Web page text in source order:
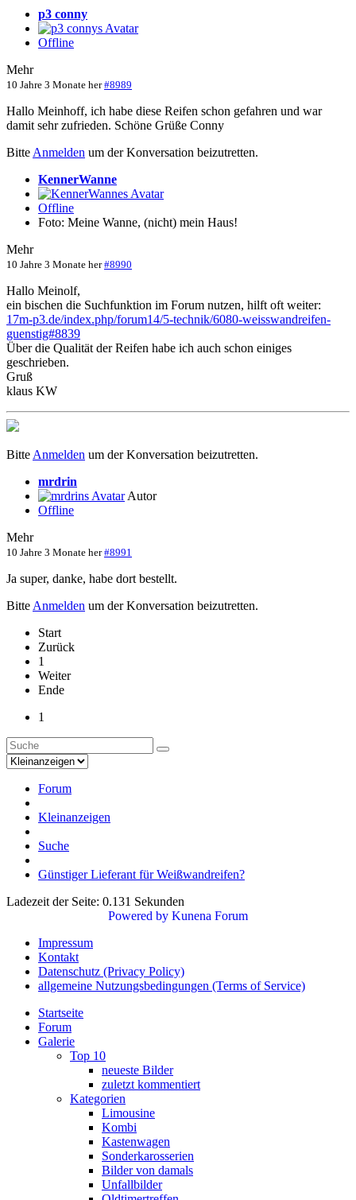
p3 conny
Offline
Mehr
10 Jahre 3 Monate her #8989
Hallo Meinhoff, ich habe diese Reifen schon gefahren und war
damit sehr zufrieden. Schöne Grüße Conny
Bitte Anmelden um der Konversation beizutretten.
KennerWanne
Offline
Foto: Meine Wanne, (nicht) mein Haus!
Mehr
10 Jahre 3 Monate her #8990
Hallo Meinolf,
ein bischen die Suchfunktion im Forum nutzen, hilft oft weiter:
17m-p3.de/index.php/forum14/5-technik/6080-weisswandreifen-
guenstig#8839
Über die Qualität der Reifen habe ich auch schon einiges
geschrieben.
Gruß
klaus KW
Bitte Anmelden um der Konversation beizutretten.
mrdrin
Autor
Offline
Mehr
10 Jahre 3 Monate her #8991
Ja super, danke, habe dort bestellt.
Bitte Anmelden um der Konversation beizutretten.
Start
Zurück
1
Weiter
Ende
1
Forum
Kleinanzeigen
Suche
Günstiger Lieferant für Weißwandreifen?
Ladezeit der Seite: 0.131 Sekunden
Powered by Kunena Forum
Impressum
Kontakt
Datenschutz (Privacy Policy)
allgemeine Nutzungsbedingungen (Terms of Service)
Startseite
Forum
Galerie
Top 10
neueste Bilder
zuletzt kommentiert
Kategorien
Limousine
Kombi
Kastenwagen
Sonderkarosserien
Bilder von damals
Unfallbilder